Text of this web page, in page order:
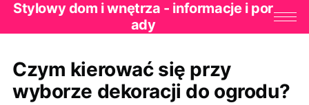
Stylowy dom i wnętrza - informacje i por
ady
Czym kierować się przy
wyborze dekoracji do ogrodu?